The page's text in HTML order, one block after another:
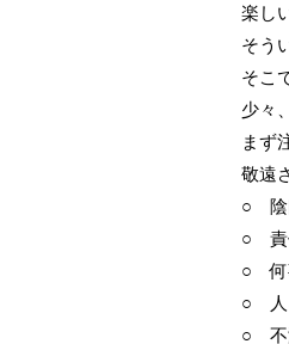
楽し
そう
そこ
少々
まず
敬遠
○ 陰
○ 責
○ 何
○ 人
○ 不